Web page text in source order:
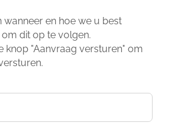
wanneer en hoe we u best
dit op te volgen.
knop "Aanvraag versturen" om